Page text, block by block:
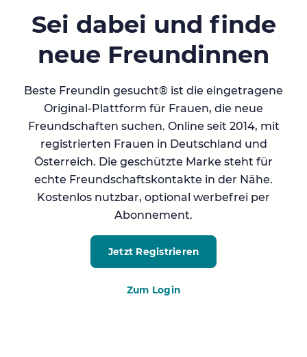
Sei dabei und finde
neue Freundinnen
Beste Freundin gesucht® ist die eingetragene
Original-Plattform für Frauen, die neue
Freundschaften suchen. Online seit 2014, mit
registrierten Frauen in Deutschland und
Österreich. Die geschützte Marke steht für
echte Freundschaftskontakte in der Nähe.
Kostenlos nutzbar, optional werbefrei per
Abonnement.
Jetzt Registrieren
Zum Login